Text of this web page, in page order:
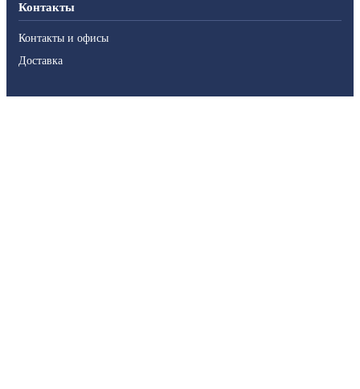
Контакты
Контакты и офисы
Доставка